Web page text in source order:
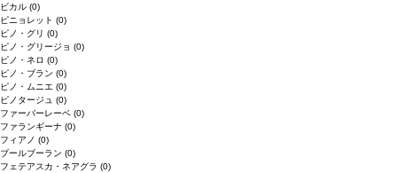
ビカル (0)
ピニョレット (0)
ピノ・グリ (0)
ピノ・グリージョ (0)
ピノ・ネロ (0)
ピノ・ブラン (0)
ピノ・ムニエ (0)
ピノタージュ (0)
ファーバーレーベ (0)
ファランギーナ (0)
フィアノ (0)
ブールブーラン (0)
フェテアスカ・ネアグラ (0)